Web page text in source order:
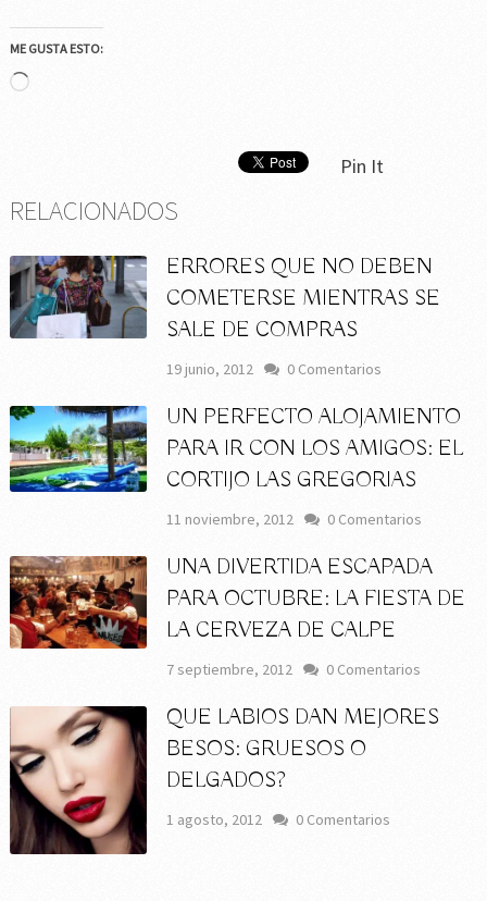
ME GUSTA ESTO:
Cargando...
Pin It
RELACIONADOS
ERRORES QUE NO DEBEN
COMETERSE MIENTRAS SE
SALE DE COMPRAS
19 junio, 2012 0 Comentarios
UN PERFECTO ALOJAMIENTO
PARA IR CON LOS AMIGOS: EL
CORTIJO LAS GREGORIAS
11 noviembre, 2012 0 Comentarios
UNA DIVERTIDA ESCAPADA
PARA OCTUBRE: LA FIESTA DE
LA CERVEZA DE CALPE
7 septiembre, 2012 0 Comentarios
QUE LABIOS DAN MEJORES
BESOS: GRUESOS O
DELGADOS?
1 agosto, 2012 0 Comentarios